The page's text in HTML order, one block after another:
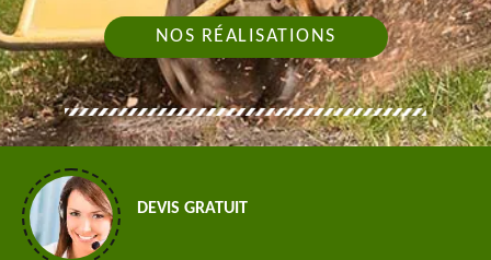
NOS RÉALISATIONS
DEVIS GRATUIT